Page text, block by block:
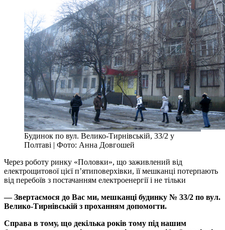
Будинок по вул. Велико-Тирнівській, 33/2 у
Полтаві | Фото: Анна Довгошей
Через роботу ринку «Половки», що заживлений від
електрощитової цієї п’ятиповерхівки, її мешканці потерпають
від перебоїв з постачанням електроенергії і не тільки
— Звертаємося до Вас ми, мешканці будинку № 33/2 по вул.
Велико-Тирнівській з проханням допомогти.
Справа в тому, що декілька років тому під нашим